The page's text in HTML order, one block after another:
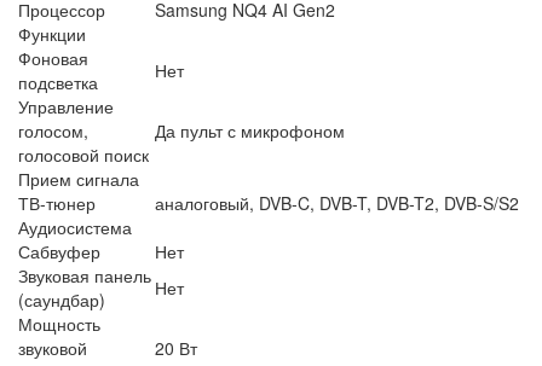
Процессор
Samsung NQ4 AI Gen2
Функции
Фоновая
подсветка
Нет
Управление
голосом,
голосовой поиск
Да пульт с микрофоном
Прием сигнала
ТВ-тюнер
аналоговый, DVB-C, DVB-T, DVB-T2, DVB-S/S2
Аудиосистема
Сабвуфер
Нет
Звуковая панель
(саундбар)
Нет
Мощность
звуковой
20 Вт